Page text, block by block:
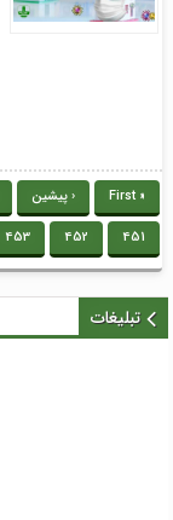
« First ‹ پیشین
451
452
453
تبلیغات